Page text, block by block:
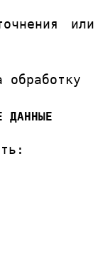
или
обработку
ДАННЫЕ